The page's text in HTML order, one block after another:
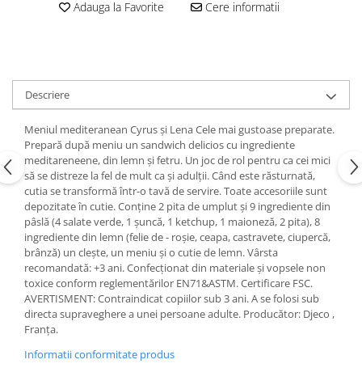
Adauga la Favorite Cere informatii
Descriere
Meniul mediteranean Cyrus și Lena Cele mai gustoase preparate.
Prepară după meniu un sandwich delicios cu ingrediente
meditareneene, din lemn și fetru. Un joc de rol pentru ca cei mici
să se distreze la fel de mult ca și adulții. Când este răsturnată,
cutia se transformă într-o tavă de servire. Toate accesoriile sunt
depozitate în cutie. Conține 2 pita de umplut și 9 ingrediente din
pâslă (4 salate verde, 1 șuncă, 1 ketchup, 1 maioneză, 2 pita), 8
ingrediente din lemn (felie de - roșie, ceapa, castravete, ciupercă,
brânză) un clește, un meniu și o cutie de lemn. Vârsta
recomandată: +3 ani. Confecționat din materiale și vopsele non
toxice conform reglementărilor EN71&ASTM. Certificare FSC.
AVERTISMENT: Contraindicat copiilor sub 3 ani. A se folosi sub
directa supraveghere a unei persoane adulte. Producător: Djeco ,
Franța.
Informatii conformitate produs